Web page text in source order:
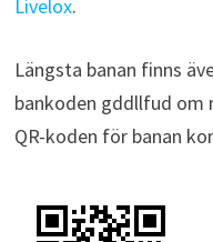
Livelox.
Längsta banan finns
bankoden gddllfud om
QR-koden för banan